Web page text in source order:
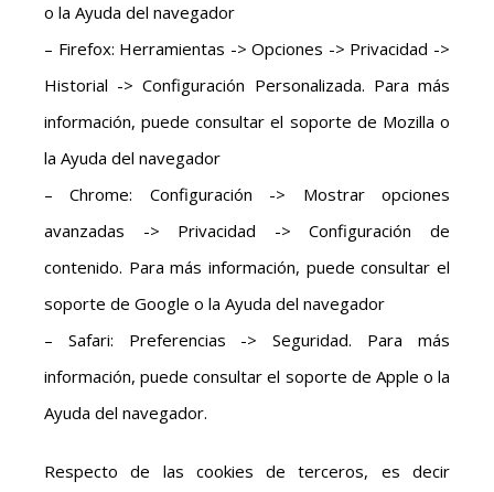
o la Ayuda del navegador
– Firefox: Herramientas -> Opciones -> Privacidad ->
Historial -> Configuración Personalizada. Para más
información, puede consultar el soporte de Mozilla o
la Ayuda del navegador
– Chrome: Configuración -> Mostrar opciones
avanzadas -> Privacidad -> Configuración de
contenido. Para más información, puede consultar el
soporte de Google o la Ayuda del navegador
– Safari: Preferencias -> Seguridad. Para más
información, puede consultar el soporte de Apple o la
Ayuda del navegador.
Respecto de las cookies de terceros, es decir